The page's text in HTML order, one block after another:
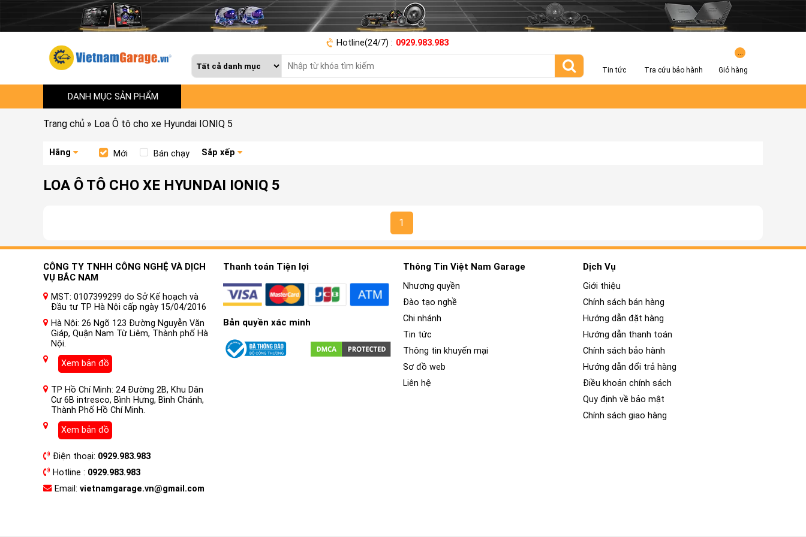
Hotline(24/7) : 0929.983.983
Tin tức Tra cứu bảo hành Giỏ hàng
DANH MỤC SẢN PHẨM
Trang chủ » Loa Ô tô cho xe Hyundai IONIQ 5
Hãng Mới Bán chạy Sắp xếp
LOA Ô TÔ CHO XE HYUNDAI IONIQ 5
1
CÔNG TY TNHH CÔNG NGHỆ VÀ DỊCH
VỤ BẮC NAM
MST: 0107399299 do Sở Kế hoạch và
Đầu tư TP Hà Nội cấp ngày 15/04/2016
Hà Nội: 26 Ngõ 123 Đường Nguyễn Văn
Giáp, Quận Nam Từ Liêm, Thành phố Hà
Nội.
Xem bản đồ
TP Hồ Chí Minh: 24 Đường 2B, Khu Dân
Cư 6B intresco, Bình Hưng, Bình Chánh,
Thành Phố Hồ Chí Minh.
Xem bản đồ
Điện thoại: 0929.983.983
Hotline : 0929.983.983
Email: vietnamgarage.vn@gmail.com
Thanh toán Tiện lợi
Bản quyền xác minh
Thông Tin Việt Nam Garage
Nhượng quyền
Đào tạo nghề
Chi nhánh
Tin tức
Thông tin khuyến mại
Sơ đồ web
Liên hệ
Dịch Vụ
Giới thiệu
Chính sách bán hàng
Hướng dẫn đặt hàng
Hướng dẫn thanh toán
Chính sách bảo hành
Hướng dẫn đổi trả hàng
Điều khoản chính sách
Quy định về bảo mật
Chính sách giao hàng